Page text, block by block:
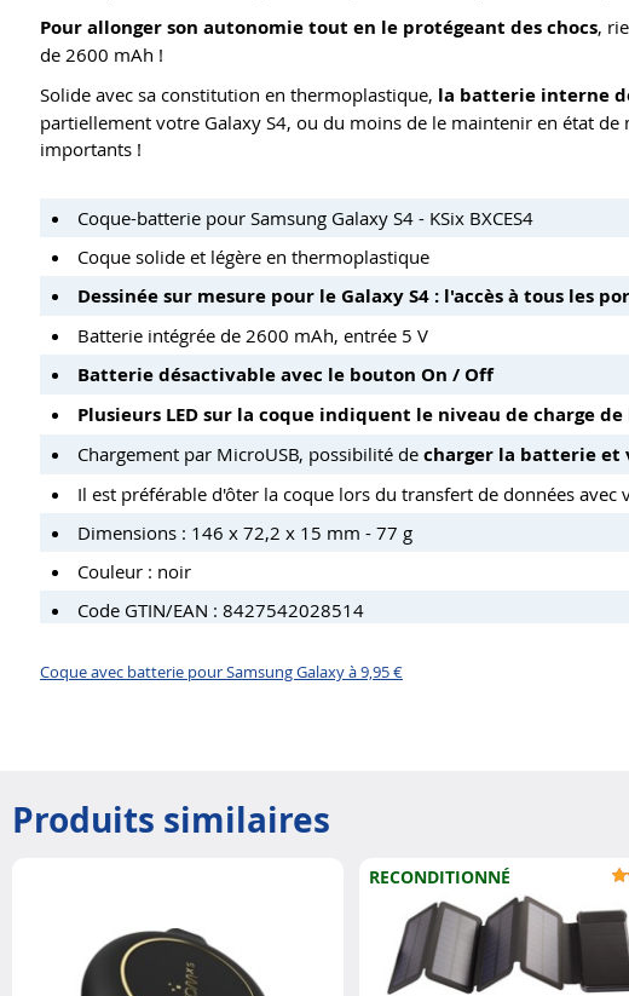
Pour allonger son autonomie tout en le protégeant des chocs,
de 2600 mAh !
Solide avec sa constitution en thermoplastique, la batterie interne
partiellement votre Galaxy S4, ou du moins de le maintenir en état
importants !
Coque-batterie pour Samsung Galaxy S4 - KSix BXCES4
Coque solide et légère en thermoplastique
Dessinée sur mesure pour le Galaxy S4 : l'accès à tous les
Batterie intégrée de 2600 mAh, entrée 5 V
Batterie désactivable avec le bouton On / Off
Plusieurs LED sur la coque indiquent le niveau de charge
Chargement par MicroUSB, possibilité de charger la batterie et
Il est préférable d'ôter la coque lors du transfert de données avec
Dimensions : 146 x 72,2 x 15 mm - 77 g
Couleur : noir
Code GTIN/EAN : 8427542028514
Coque avec batterie pour Samsung Galaxy à 9,95 €
Produits similaires
RECONDITIONNÉ